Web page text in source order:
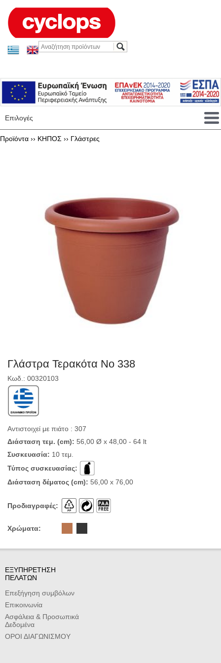
Επιλογές
Προϊόντα ›› ΚΗΠΟΣ ›› Γλάστρες
Γλάστρα Τερακότα Νο 338
Κωδ.: 00320103
Αντιστοιχεί με πιάτο : 307
Διάσταση τεμ. (cm): 56,00 Ø x 48,00 - 64 lt
Συσκευασία: 10 τεμ.
Τύπος συσκευασίας:
Διάσταση δέματος (cm): 56,00 x 76,00
Προδιαγραφές:
Χρώματα:
ΕΞΥΠΗΡΕΤΗΣΗ
ΠΕΛΑΤΩΝ
Επεξήγηση συμβόλων
Επικοινωνία
Ασφάλεια & Προσωπικά
Δεδομένα
ΟΡΟΙ ΔΙΑΓΩΝΙΣΜΟΥ